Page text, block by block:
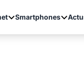
Smartphones